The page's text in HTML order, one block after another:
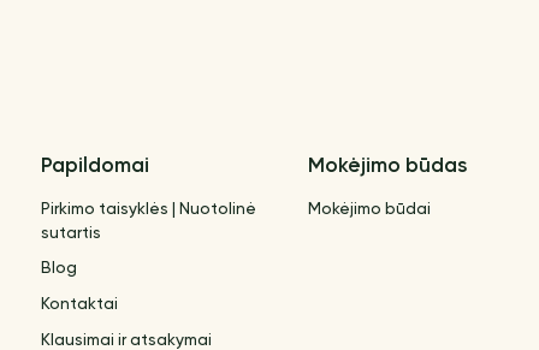
Papildomai
Pirkimo taisyklės | Nuotolinė
sutartis
Blog
Kontaktai
Klausimai ir atsakymai
Mokėjimo būdas
Mokėjimo būdai